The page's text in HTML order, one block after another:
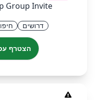
Group Invite
דרושים
הצטרף